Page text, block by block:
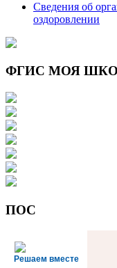
Сведения об
оздоровлении
ФГИС МОЯ
ПОС
Решаем вместе